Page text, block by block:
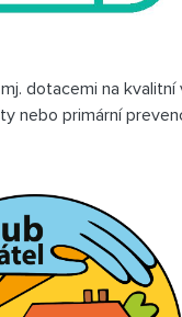
dotacemi na kvalitní
nebo primární